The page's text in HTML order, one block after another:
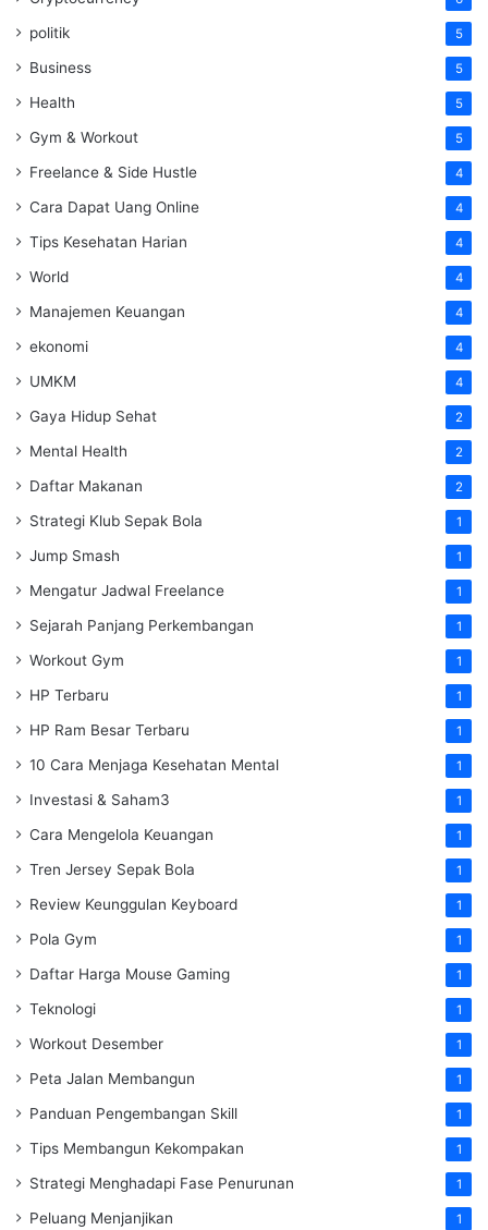
politik 5
Business 5
Health 5
Gym & Workout 5
Freelance & Side Hustle 4
Cara Dapat Uang Online 4
Tips Kesehatan Harian 4
World 4
Manajemen Keuangan 4
ekonomi 4
UMKM 4
Gaya Hidup Sehat 2
Mental Health 2
Daftar Makanan 2
Strategi Klub Sepak Bola 1
Jump Smash 1
Mengatur Jadwal Freelance 1
Sejarah Panjang Perkembangan 1
Workout Gym 1
HP Terbaru 1
HP Ram Besar Terbaru 1
10 Cara Menjaga Kesehatan Mental 1
Investasi & Saham3 1
Cara Mengelola Keuangan 1
Tren Jersey Sepak Bola 1
Review Keunggulan Keyboard 1
Pola Gym 1
Daftar Harga Mouse Gaming 1
Teknologi 1
Workout Desember 1
Peta Jalan Membangun 1
Panduan Pengembangan Skill 1
Tips Membangun Kekompakan 1
Strategi Menghadapi Fase Penurunan 1
Peluang Menjanjikan 1